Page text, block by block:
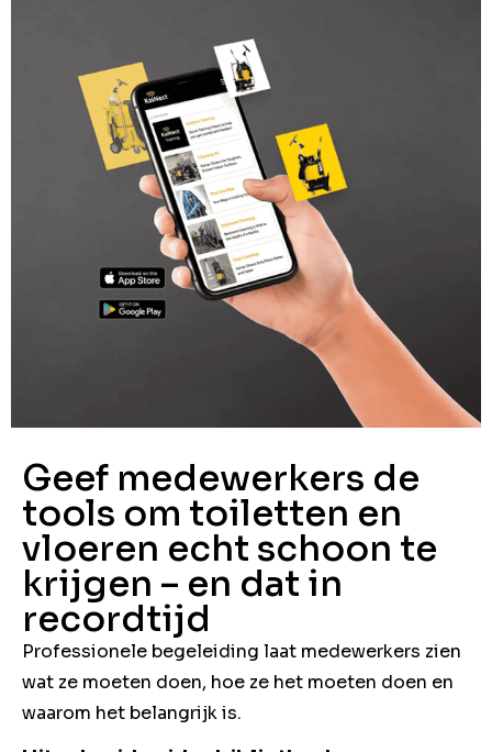
Geef medewerkers de
tools om toiletten en
vloeren echt schoon te
krijgen – en dat in
recordtijd
Professionele begeleiding laat medewerkers zien
wat ze moeten doen, hoe ze het moeten doen en
waarom het belangrijk is.